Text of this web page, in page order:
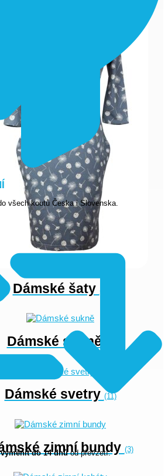
Dámské šaty (1)
Dámské sukně
Dámské svetry (11)
zimní bundy (3)
všech koutů Česka i Slovenska.
do 14 dnůod převzetí.